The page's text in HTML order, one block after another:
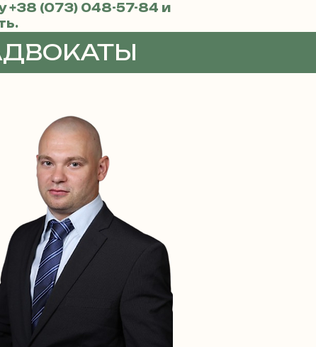
+38 (073) 048-57-84 и